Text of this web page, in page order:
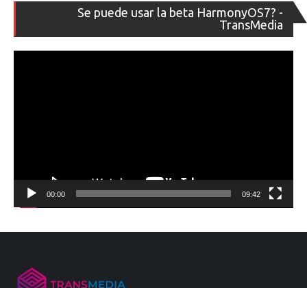
Se puede usar la beta HarmonyOS7? -
TransMedia
de
00:00 09:42